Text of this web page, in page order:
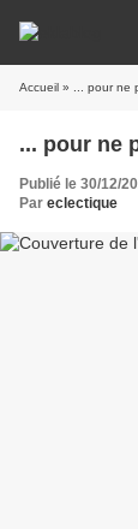
Accueil » ... pour ne
... pour ne
Publié le 30/12/
Par eclectique